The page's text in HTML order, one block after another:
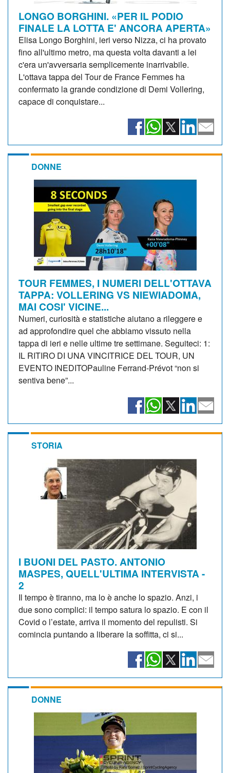
LONGO BORGHINI. «PER IL PODIO
FINALE LA LOTTA E' ANCORA APERTA»
Elisa Longo Borghini, ieri verso Nizza, ci ha provato
fino all'ultimo metro, ma questa volta davanti a lei
c'era un'avversaria semplicemente inarrivabile.
L'ottava tappa del Tour de France Femmes ha
confermato la grande condizione di Demi Vollering,
capace di conquistare...
DONNE
TOUR FEMMES, I NUMERI DELL'OTTAVA
TAPPA: VOLLERING VS NIEWIADOMA,
MAI COSI' VICINE...
Numeri, curiosità e statistiche aiutano a rileggere e
ad approfondire quel che abbiamo vissuto nella
tappa di ieri e nelle ultime tre settimane. Seguiteci: 1:
IL RITIRO DI UNA VINCITRICE DEL TOUR, UN
EVENTO INEDITOPauline Ferrand-Prévot “non si
sentiva bene”...
STORIA
I BUONI DEL PASTO. ANTONIO
MASPES, QUELL'ULTIMA INTERVISTA -
2
Il tempo è tiranno, ma lo è anche lo spazio. Anzi, i
due sono complici: il tempo satura lo spazio. E con il
Covid o l’estate, arriva il momento del repulisti. Si
comincia puntando a liberare la soffitta, ci si...
DONNE